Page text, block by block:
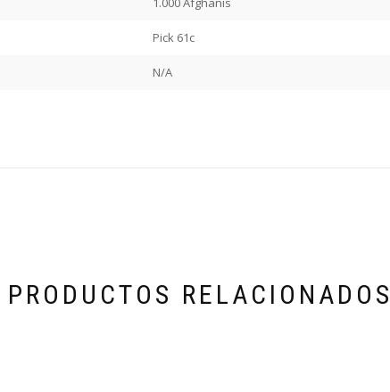
Pick 61c
N/A
PRODUCTOS RELACIONADOS